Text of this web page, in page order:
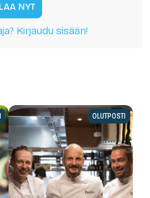
NYT
Kirjaudu sisään!
OLUTPOSTI